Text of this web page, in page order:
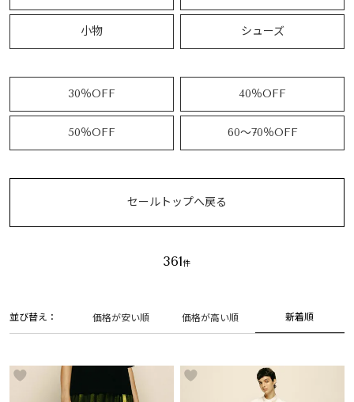
小物 シューズ
30％OFF 40％OFF
50％OFF 60～70％OFF
セールトップへ戻る
並び替え 価格が安い順 価格が高い順 新着順
361